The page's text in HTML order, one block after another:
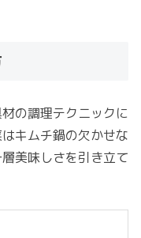
の調理テクニックに
キムチ鍋の欠かせな
美味しさを引き立て